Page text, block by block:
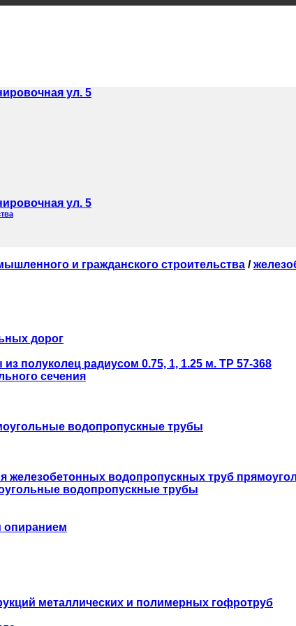
ул. 5
ул. 5
и гражданского строительства /
дорог
полуколец радиусом 0.75, 1, 1.25 м. ТР 57-368
сечения
водопропускные трубы
железобетонных водопропускных труб
водопропускные трубы
опиранием
металлических и полимерных гофротруб